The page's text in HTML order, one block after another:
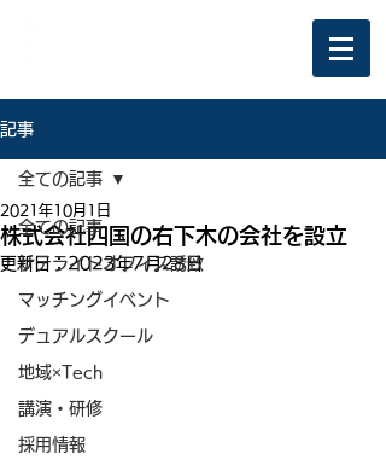
記事
全ての記事
サテライトオフィス誘致
マッチングイベント
デュアルスクール
地域×Tech
講演・研修
採用情報
全ての記事
株式会社四国の右下木の会社を設立
2021年10月1日
更新日：2023年7月28日